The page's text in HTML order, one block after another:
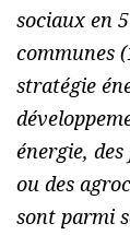
sociaux en
communes
stratégie
énergie,
ou des
sont parmi